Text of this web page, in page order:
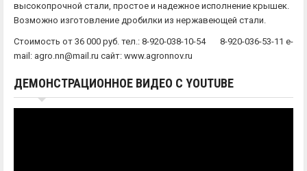
высокопрочной стали, простое и надежное исполнение крышек.
Возможно изготовление дробилки из нержавеющей стали.
Стоимость от 36 000 руб. тел.: 8-920-038-10-54 8-920-036-53-11 e-
mail: agro.nn@mail.ru сайт: www.agronnov.ru
ДЕМОНСТРАЦИОННОЕ ВИДЕО С YOUTUBE